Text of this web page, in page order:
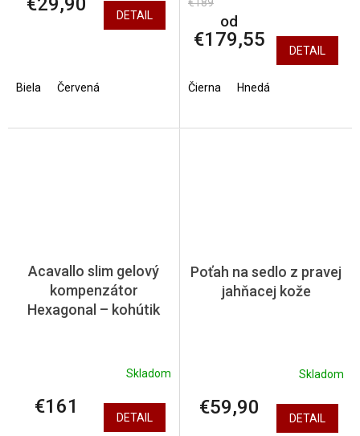
DETAIL
Biela Červená
od
€179,55 DETAIL
Čierna Hnedá
Acavallo slim gelový
kompenzátor
Hexagonal – kohútik
Skladom
€161 DETAIL
Poťah na sedlo z pravej
jahňacej kože
Skladom
€59,90 DETAIL